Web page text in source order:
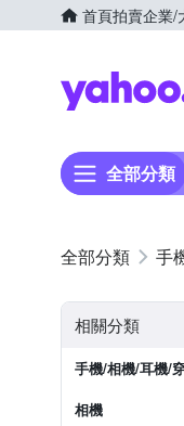
首頁拍賣企業/
全部分類
手
相關分類
手機/相機/耳機/
相機